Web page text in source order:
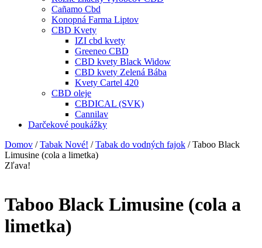
Cañamo Cbd
Konopná Farma Liptov
CBD Kvety
IZI cbd kvety
Greeneo CBD
CBD kvety Black Widow
CBD kvety Zelená Bába
Kvety Cartel 420
CBD oleje
CBDICAL (SVK)
Cannilav
Darčekové poukážky
Domov /Tabak Nové! /Tabak do vodných fajok / Taboo Black
Limusine (cola a limetka)
Zľava!
Taboo Black Limusine (cola a
limetka)